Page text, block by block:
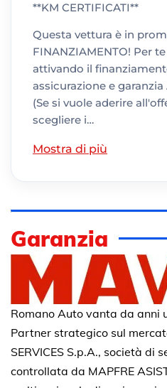
**KM CERTIFICATI**
Questa vettura è in
FINANZIAMENTO! Per
attivando il
assicurazione e garanzia
(Se si vuole aderire
scegliere i…
Mostra di più
Garanzia
Romano Auto vanta da anni
Partner strategico sul
SERVICES S.p.A., società di
controllata da MAPFRE